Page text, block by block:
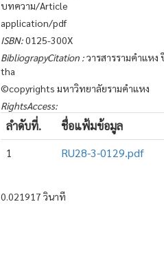
บทความ/Article
application/pdf
ISBN:0125-300X
BibliograpyCitation :วารสารรามคำแห
tha
©copyrights มหาวิทยาลัยรามคำแหง
RightsAccess:
ลำดับที่. ชื่อแฟ้มข้อมูล
1
RU28-3-0129.pdf
0.021917 วินาที